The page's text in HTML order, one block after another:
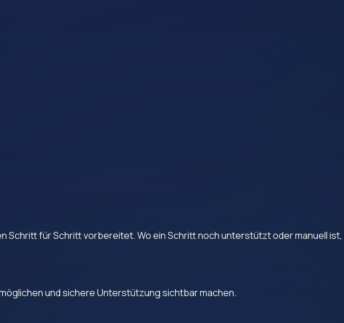
Schritt für Schritt vorbereitet. Wo ein Schritt noch unterstützt oder manuell ist,
und sichere Unterstützung sichtbar machen.